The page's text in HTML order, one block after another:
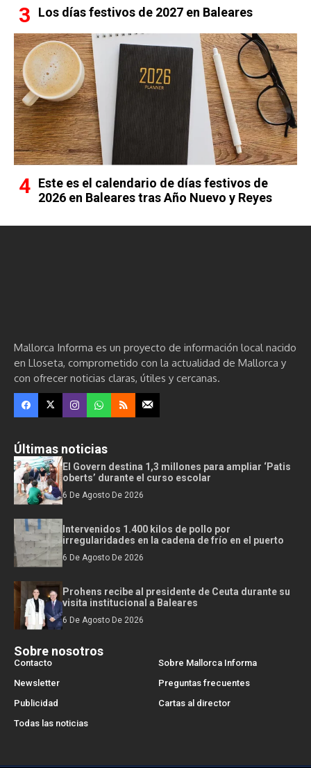
Los días festivos de 2027 en Baleares
Este es el calendario de días festivos de
2026 en Baleares tras Año Nuevo y Reyes
Mallorca Informa es un proyecto de información local nacido
en Lloseta, comprometido con la actualidad de Mallorca y
con ofrecer noticias claras, útiles y cercanas.
Últimas noticias
El Govern destina 1,3 millones para ampliar ‘Patis
oberts’ durante el curso escolar
6 De Agosto De 2026
Intervenidos 1.400 kilos de pollo por
irregularidades en la cadena de frío en el puerto
6 De Agosto De 2026
Prohens recibe al presidente de Ceuta durante su
visita institucional a Baleares
6 De Agosto De 2026
Sobre nosotros
Contacto
Sobre Mallorca Informa
Newsletter
Preguntas frecuentes
Publicidad
Cartas al director
Todas las noticias